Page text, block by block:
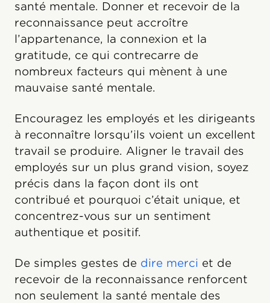
santé mentale. Donner et recevoir de la
reconnaissance peut accroître
l’appartenance, la connexion et la
gratitude, ce qui contrecarre de
nombreux facteurs qui mènent à une
mauvaise santé mentale.
Encouragez les employés et les dirigeants
à reconnaître lorsqu’ils voient un excellent
travail se produire. Aligner le travail des
employés sur un plus grand vision, soyez
précis dans la façon dont ils ont
contribué et pourquoi c’était unique, et
concentrez-vous sur un sentiment
authentique et positif.
De simples gestes de dire merci et de
recevoir de la reconnaissance renforcent
non seulement la santé mentale des